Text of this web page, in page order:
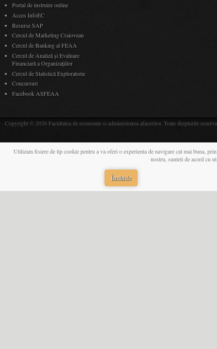
Portal de instruire online
Acces InfoEC
Resurse SAP
Cercul de Marketing Craiovean
Cercul de Banking al FEAA
Cercul de Analiză și Evaluare
Financiară a Organizațiilor
Cercul de Statistică Exploratorie
Concursuri
Facebook ASFEAA
Copyright © 2026 Facultatea de economie si administrarea afacerilor. Toate drepturile
Utilizam fisiere de tip cookie pentru a va oferi o experienta de navigare cat mai buna,
nostru, sunteti de acord cu
Închide